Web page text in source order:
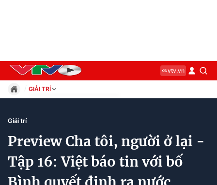
vtv.vn
GIẢI TRÍ
Xã hội
Kinh tế
Thế giới
Giải trí
Giải trí
Preview Cha tôi, người ở lại -
Tập 16: Việt báo tin với bố